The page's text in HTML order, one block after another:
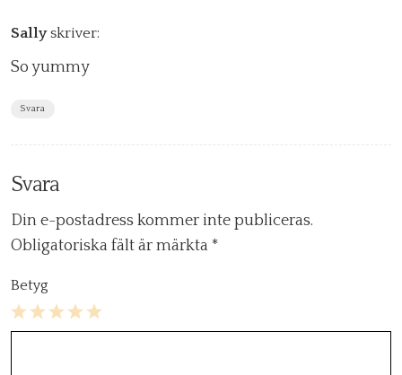
Sally skriver:
So yummy
Svara
Svara
Din e-postadress kommer inte publiceras.
Obligatoriska fält är märkta *
Betyg
5
4
3
2
1